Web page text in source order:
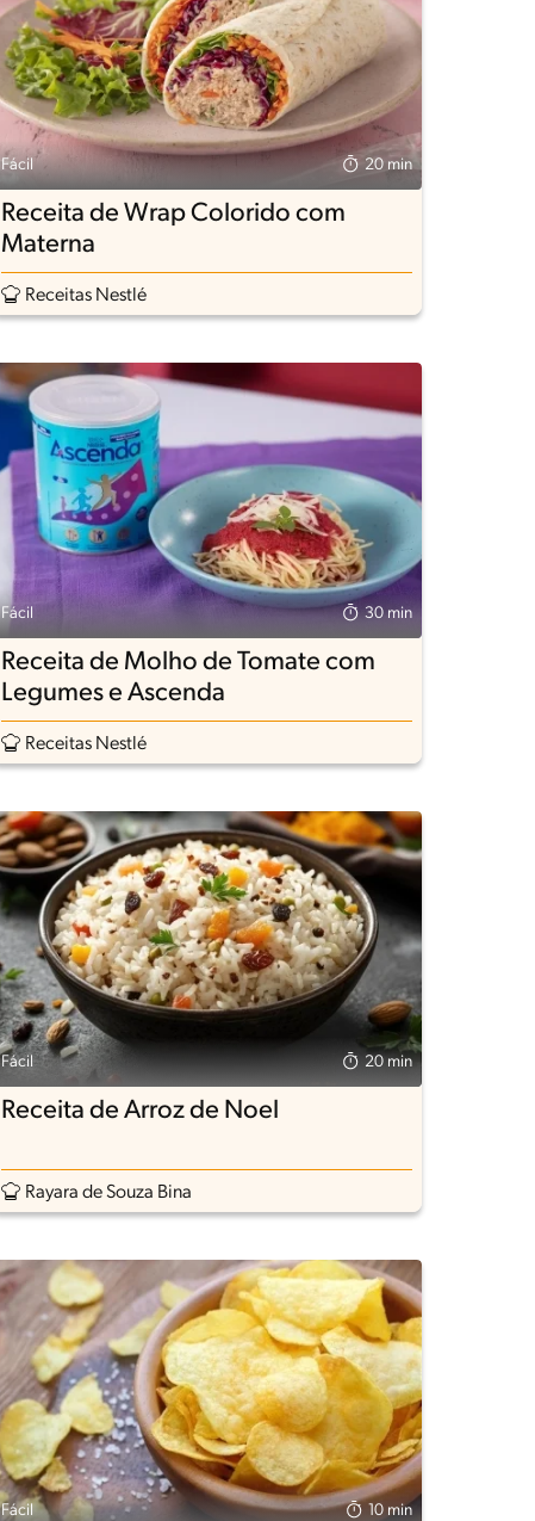
Fácil 20 min
Receita de Wrap Colorido com
Materna
Receitas Nestlé
Fácil 30 min
Receita de Molho de Tomate com
Legumes e Ascenda
Receitas Nestlé
Fácil 20 min
Receita de Arroz de Noel
Rayara de Souza Bina
Fácil 10 min